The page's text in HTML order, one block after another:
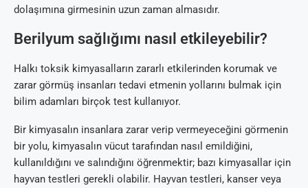
dolaşımına girmesinin uzun zaman almasıdır.
Berilyum sağlığımı nasıl etkileyebilir?
Halkı toksik kimyasalların zararlı etkilerinden korumak ve
zarar görmüş insanları tedavi etmenin yollarını bulmak için
bilim adamları birçok test kullanıyor.
Bir kimyasalın insanlara zarar verip vermeyeceğini görmenin
bir yolu, kimyasalın vücut tarafından nasıl emildiğini,
kullanıldığını ve salındığını öğrenmektir; bazı kimyasallar için
hayvan testleri gerekli olabilir. Hayvan testleri, kanser veya